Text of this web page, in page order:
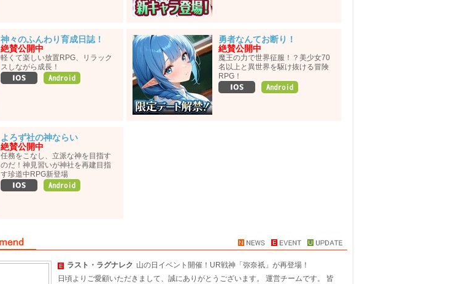
神々のふんわり育成日誌！
絶賛公開中
軽くて楽しい放置RPG、リラック
スしながら成長！
勇者なんてお断り！
絶賛公開中
魔王の力で世界征服！？美少女70
名以上と異世界を駆け抜ける冒険
RPG！
よろず社の神ならい
絶賛公開中
任務をこなし、立派な神を目指す
のだ！神見習いが神社を再建目指
す珍道中RPG新登場
ラスト・ラグナレク 山の日イベント開催！UR戦神「弥奈祇」が再登場！
日頃よりご愛顧いただきまして、誠にありがとうございます。 運営チームです。 皆